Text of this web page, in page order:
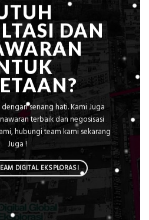
DAN
senang hati. Kami Juga
terbaik dan negosisasi
hubungi team kami sekarang
Juga !
DIGITAL EKSPLORASI